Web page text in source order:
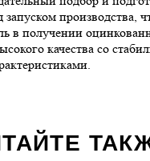
производства,
в получении
качества со